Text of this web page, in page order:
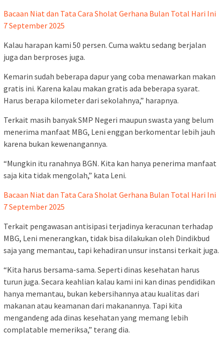
Bacaan Niat dan Tata Cara Sholat Gerhana Bulan Total Hari Ini
7 September 2025
Kalau harapan kami 50 persen. Cuma waktu sedang berjalan
juga dan berproses juga.
Kemarin sudah beberapa dapur yang coba menawarkan makan
gratis ini. Karena kalau makan gratis ada beberapa syarat.
Harus berapa kilometer dari sekolahnya,” harapnya.
Terkait masih banyak SMP Negeri maupun swasta yang belum
menerima manfaat MBG, Leni enggan berkomentar lebih jauh
karena bukan kewenangannya.
“Mungkin itu ranahnya BGN. Kita kan hanya penerima manfaat
saja kita tidak mengolah,” kata Leni.
Bacaan Niat dan Tata Cara Sholat Gerhana Bulan Total Hari Ini
7 September 2025
Terkait pengawasan antisipasi terjadinya keracunan terhadap
MBG, Leni menerangkan, tidak bisa dilakukan oleh Dindikbud
saja yang memantau, tapi kehadiran unsur instansi terkait juga.
“Kita harus bersama-sama. Seperti dinas kesehatan harus
turun juga. Secara keahlian kalau kami ini kan dinas pendidikan
hanya memantau, bukan kebersihannya atau kualitas dari
makanan atau keamanan dari makanannya. Tapi kita
mengandeng ada dinas kesehatan yang memang lebih
complatable memeriksa,” terang dia.